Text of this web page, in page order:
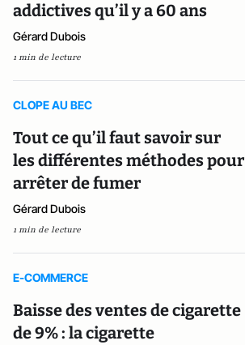
addictives qu’il y a 60 ans
Gérard Dubois
1 min de lecture
CLOPE AU BEC
Tout ce qu’il faut savoir sur
les différentes méthodes pour
arrêter de fumer
Gérard Dubois
1 min de lecture
E-COMMERCE
Baisse des ventes de cigarette
de 9% : la cigarette